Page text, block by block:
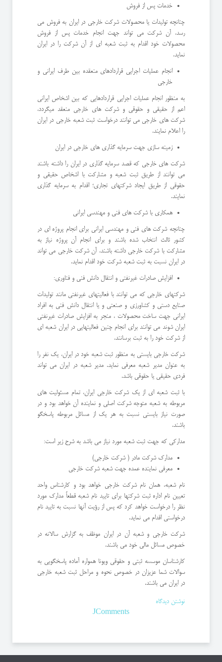
خدمات پس از فروش
چنانچه تولیدات یا محصولات شرکت خارجی در ایران به فروش می
رسد، آن شرکت می تواند جهت انجام خدمات پس از فروش
محصولات خود اقدام به ثبت شعبه ای از آن شرکت را در ایران
نماید.
انجام عملیات اجرایی قراردادهای منعقده بین طرف ایرانی و
خارجی
به منظور انجام عملیات اجرایی قراردادهایی که بین اشخاص ایرانی
اعم از حقیقی و حقوقی و شرکت های خارجی منعقد میگردد،
شرکت های خارجی می توانند درخواست ثبت شعبه خارجی در ایران
را اعلام نمایند.
زمینه سازی جهت سرمایه گذاری های خارجی در ایران
شرکت های خارجی که قصد سرمایه گذاری در ایران را داشته باشند
می توانند از طریق ثبت شعبه و مشارکت با اشخاص حقیقی و
حقوقی از طریق ایجاد شرکتهای تجاری؛ اقدام به سرمایه گذاری
نمایند.
همکاری با شرکت های فنی و مهندسی ایرانی
چنانچه شرکت های فنی و مهندسی ایرانی برای انجام پروژه ای در
کشور ثالث انتخاب شده باشند و برای انجام آن پروژه نیاز به
مشارکت با شرکت خارجی داشته باشند، آن شرکت خارجی می تواند
در ایران نسبت به ثبت شعبه شرکت خود اقدام نماید.
افزایش صادرات غیرنفتی و انتقال دانش فنی و فناوری:
شرکتهای خارجی که می توانند با فعالیتهای غیرنفتی مانند تولیدات
صنایع دستی و کشاورزی و صنعتی و یا انتقال دانش فنی به افراد
ایرانی جهت ساخت محصولات ، منجر به افزایش صادرات غیرنفتی
ایران شوند می توانند برای انجام چنین فعالیتهایی در ایران شعبه ای
از شرکت خود را به ثبت برسانند.
شرکت خارجی بایستی به منظور ثبت شعبه خود در ایران، یک نفر را
به عنوان مدیر شعبه معرفی نماید. مدیر شعبه در ایران می تواند
فردی حقیقی یا حقوقی باشد.
با ثبت شعبه ای از یک شرکت خارجی ایران، تمام مسئولیت های
مربوطه به شعبه متوجه شرکت اصلی و نماینده آن خواهد بود و در
صورت نیاز بایستی نسبت به هر یک از مسائل مربوطه پاسخگو
باشند.
مدارکی که جهت ثبت شعبه مورد نیاز می باشد به شرح زیر است:
مدارک شرکت مادر ( شرکت خارجی)
معرفی نماینده عمده جهت شعبه شرکت خارجی
نام شعبه، همان نام شرکت خارجی خواهد بود و کارشناس واحد
تعیین نام اداره ثبت شرکتها برای تایید نام شعبه قطعاً مدارک مورد
نظر را درخواست خواهد کرد که پس از رؤیت آنها نسبت به تایید نام
درخواستی اقدام می نماید.
شرکت خارجی و شعبه آن در ایران موظف به گزارش سالانه در
خصوص مسائل مالی خود می باشند.
کارشناسان موسسه ثبتی و حقوقی ویونا همواره آماده پاسخگویی به
سوالات شما عزیزان در خصوص نحوه و مراحل ثبت شعبه خارجی
در ایران می باشند.
نوشتن دیدگاه
JComments